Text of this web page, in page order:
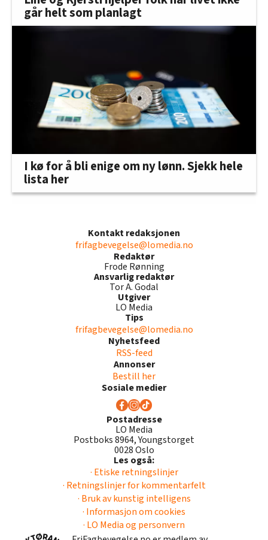
går helt som planlagt
I kø for å bli enige om ny lønn. Sjekk hele
lista her
Kontakt redaksjonen
frifagbevegelse@lomedia.no
Redaktør
Frode Rønning
Ansvarlig redaktør
Tor A. Godal
Utgiver
LO Media
Tips
frifagbevegelse@lomedia.no
Nyhetsfeed
RSS-feed
Annonser
Bestill her
Sosiale medier
Postadresse
LO Media
Postboks 8964, Youngstorget
0028 Oslo
Les også:
· Etiske retningslinjer
· Retningslinjer for kommentarfelt
· Bruk av kunstig intelligens
· Informasjon om cookies
· LO Media og personvern